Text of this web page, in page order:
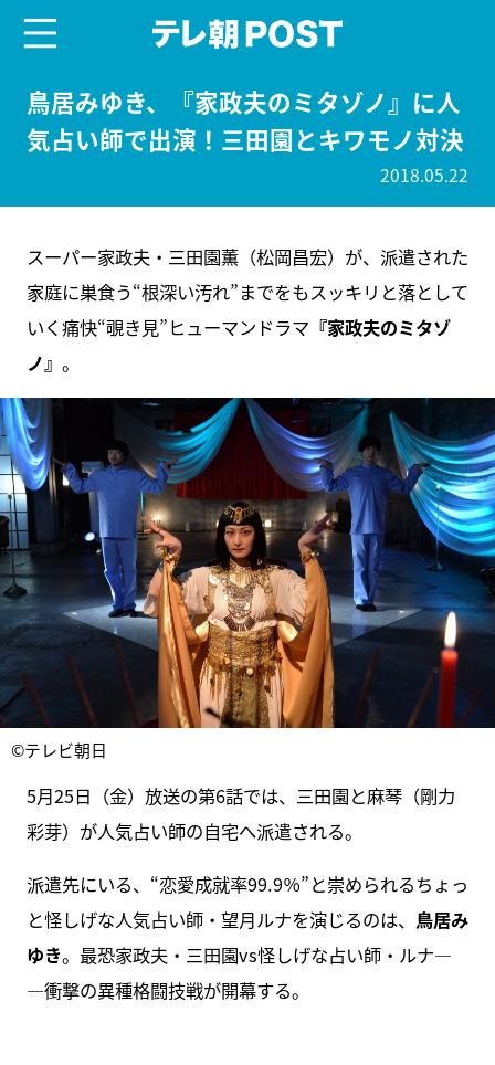
鳥居みゆき、『家政夫のミタゾノ』に人
気占い師で出演！三田園とキワモノ対決
2018.05.22
スーパー家政夫・三田園薫（松岡昌宏）が、派遣された
家庭に巣食う“根深い汚れ”までをもスッキリと落として
いく痛快“覗き見”ヒューマンドラマ 『家政夫のミタゾ
ノ』 。
©テレビ朝日
5月25日（金）放送の第6話では、三田園と麻琴（剛力
彩芽）が人気占い師の自宅へ派遣される。
派遣先にいる、“恋愛成就率99.9％”と崇められるちょっ
と怪しげな人気占い師・望月ルナを演じるのは、 鳥居み
ゆき。最恐家政夫・三田園vs怪しげな占い師・ルナ―
―衝撃の異種格闘技戦が開幕する。